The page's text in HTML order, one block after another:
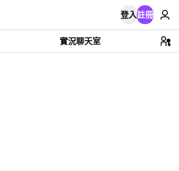
登入註冊
實況聊天室